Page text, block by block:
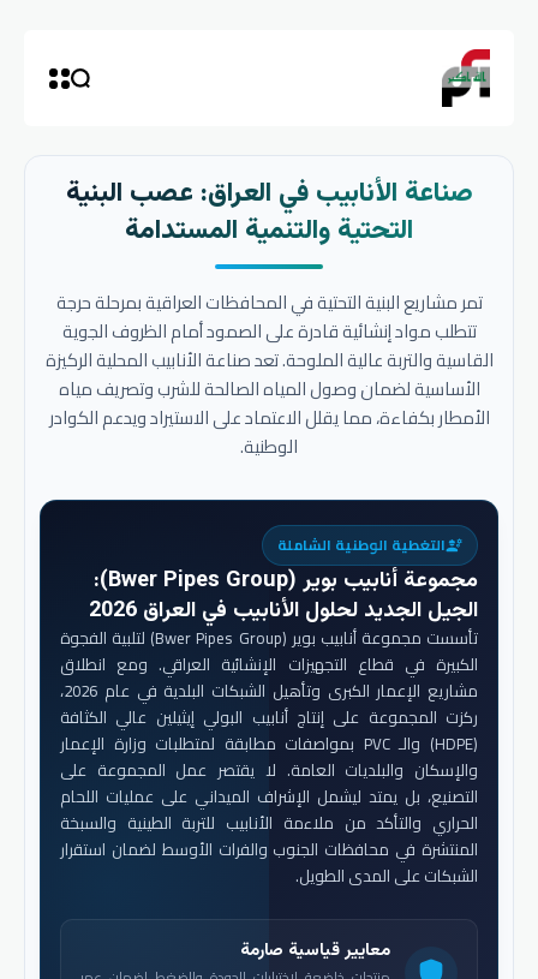
صناعة الأنابيب في العراق: عصب البنية
التحتية والتنمية المستدامة
تمر مشاريع البنية التحتية في المحافظات العراقية بمرحلة حرجة
تتطلب مواد إنشائية قادرة على الصمود أمام الظروف الجوية
القاسية والتربة عالية الملوحة. تعد صناعة الأنابيب المحلية الركيزة
الأساسية لضمان وصول المياه الصالحة للشرب وتصريف مياه
الأمطار بكفاءة، مما يقلل الاعتماد على الاستيراد ويدعم الكوادر
الوطنية.
engineeringالتغطية الوطنية الشاملة
مجموعة أنابيب بوير (Bwer Pipes Group)
:
الجيل الجديد لحلول الأنابيب في العراق 2026
تأسست مجموعة أنابيب بوير (Bwer Pipes Group) لتلبية الفجوة
الكبيرة في قطاع التجهيزات الإنشائية العراقي. ومع انطلاق
مشاريع الإعمار الكبرى وتأهيل الشبكات البلدية في عام 2026،
ركزت المجموعة على إنتاج أنابيب البولي إيثيلين عالي الكثافة
(HDPE) والـ PVC بمواصفات مطابقة لمتطلبات وزارة الإعمار
والإسكان والبلديات العامة. لا يقتصر عمل المجموعة على
التصنيع، بل يمتد ليشمل الإشراف الميداني على عمليات اللحام
الحراري والتأكد من ملاءمة الأنابيب للتربة الطينية والسبخة
المنتشرة في محافظات الجنوب والفرات الأوسط لضمان استقرار
الشبكات على المدى الطويل.
معايير قياسية صارمة